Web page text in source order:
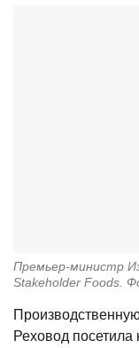
Премьер-министр
Stakeholder Foods.
Реховод посетила